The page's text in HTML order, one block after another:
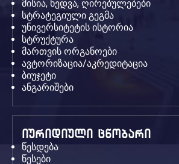
მისია, ხედვა, ღირებულებები
სტრატეგიული გეგმა
უნივერსიტეტის ისტორია
სტრუქტურა
მართვის ორგანოები
ავტორიზაცია/აკრედიტაცია
ბიუჯეტი
ანგარიშები
იურიდიული ცნობარი
წესდება
წესები